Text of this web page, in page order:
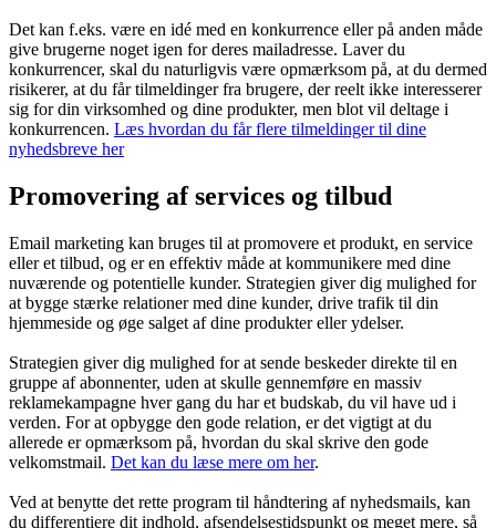
Det kan f.eks. være en idé med en konkurrence eller på anden måde
give brugerne noget igen for deres mailadresse. Laver du
konkurrencer, skal du naturligvis være opmærksom på, at du dermed
risikerer, at du får tilmeldinger fra brugere, der reelt ikke interesserer
sig for din virksomhed og dine produkter, men blot vil deltage i
konkurrencen. Læs hvordan du får flere tilmeldinger til dine
nyhedsbreve her
Promovering af services og tilbud
Email marketing kan bruges til at promovere et produkt, en service
eller et tilbud, og er en effektiv måde at kommunikere med dine
nuværende og potentielle kunder. Strategien giver dig mulighed for
at bygge stærke relationer med dine kunder, drive trafik til din
hjemmeside og øge salget af dine produkter eller ydelser.
Strategien giver dig mulighed for at sende beskeder direkte til en
gruppe af abonnenter, uden at skulle gennemføre en massiv
reklamekampagne hver gang du har et budskab, du vil have ud i
verden. For at opbygge den gode relation, er det vigtigt at du
allerede er opmærksom på, hvordan du skal skrive den gode
velkomstmail. Det kan du læse mere om her.
Ved at benytte det rette program til håndtering af nyhedsmails, kan
du differentiere dit indhold, afsendelsestidspunkt og meget mere, så